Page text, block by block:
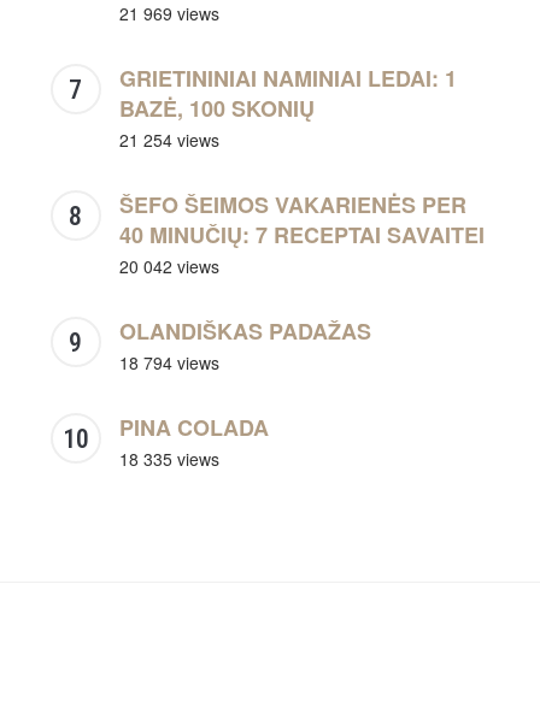
21 969 views
GRIETININIAI NAMINIAI LEDAI: 1
BAZĖ, 100 SKONIŲ
21 254 views
ŠEFO ŠEIMOS VAKARIENĖS PER
40 MINUČIŲ: 7 RECEPTAI SAVAITEI
20 042 views
OLANDIŠKAS PADAŽAS
18 794 views
PINA COLADA
18 335 views